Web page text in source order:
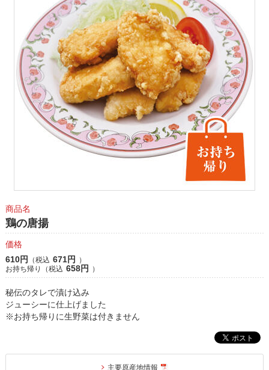
商品名
鶏の唐揚
価格
610円
（税込 671円
）
お持ち帰り（税込 658円 ）
秘伝のタレで漬け込み
ジューシーに仕上げました
※お持ち帰りに生野菜は付きません
主要原産地情報